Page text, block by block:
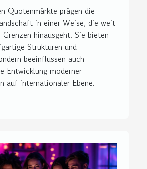
Quotenmärkte prägen die
in einer Weise, die weit
Grenzen hinausgeht. Sie bieten
Strukturen und
beeinflussen auch
Entwicklung moderner
auf internationaler Ebene.